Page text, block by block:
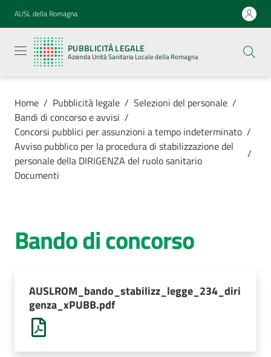
Vai al contenuto
Vai alla navigazione
Vai al footer
AUSL della Romagna
PUBBLICITÀ LEGALE
Azienda Unità Sanitaria Locale della Romagna
legale
Azienda
Unità
Locale della
Azienda
Luoghi di
cura
AUSL
Comunica
Home / Pubblicità legale / Selezioni del personale /
Bandi di concorso e avvisi /
Concorsi pubblici per assunzioni a tempo indeterminato /
Avviso pubblico per la procedura di stabilizzazione del
personale della DIRIGENZA del ruolo sanitario
/
Documenti
Bando di concorso
AUSLROM_bando_stabilizz_legge_234_diri
genza_xPUBB.pdf